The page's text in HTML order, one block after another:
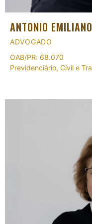
ANTONIO
ADVOGADO
OAB/PR: 68.070
Previdenciário, Cívil e